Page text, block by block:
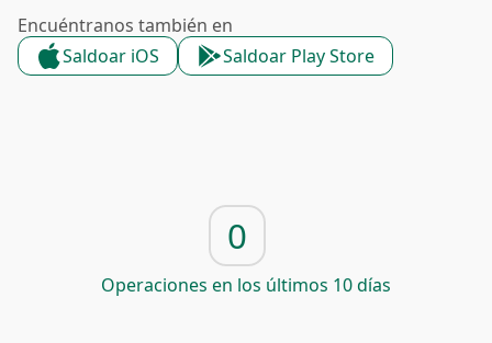
Encuéntranos también en
Saldoar iOS
Saldoar Play Store
0
Operaciones en los últimos 10 días